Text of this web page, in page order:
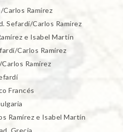
Carlos Ramírez
Sefardí/Carlos Ramírez
e Isabel Martín
Carlos Ramírez
Ramírez
Francés
Ramírez e Isabel Martín